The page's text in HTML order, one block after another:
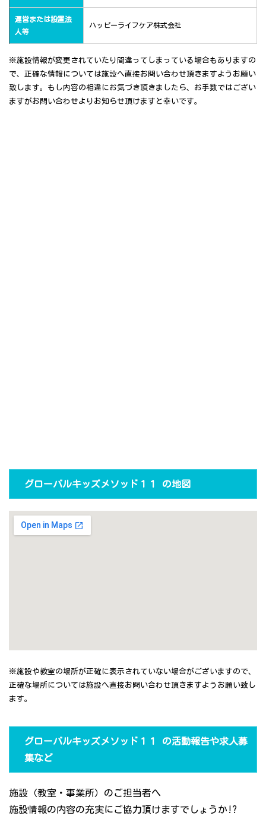
運営または設置法
人等
ハッピーライフケア株式会社
※施設情報が変更されていたり間違ってしまっている場合もありますの
で、正確な情報については施設へ直接お問い合わせ頂きますようお願い
致します。もし内容の相違にお気づき頂きましたら、お手数ではござい
ますがお問い合わせよりお知らせ頂けますと幸いです。
グローバルキッズメソッド１１ の地図
※施設や教室の場所が正確に表示されていない場合がございますので、
正確な場所については施設へ直接お問い合わせ頂きますようお願い致し
ます。
グローバルキッズメソッド１１ の活動報告や求人募
集など
施設（教室・事業所）のご担当者へ
施設情報の内容の充実にご協力頂けますでしょうか!?